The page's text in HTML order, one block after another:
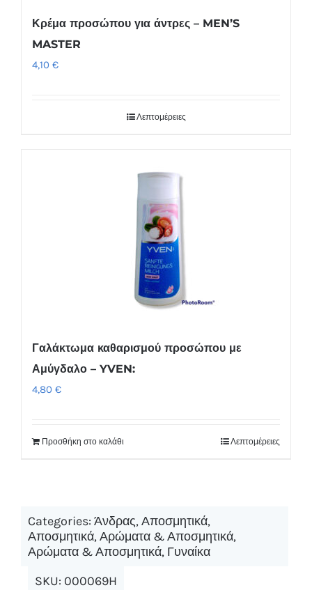
Κρέμα προσώπου για άντρες – MEN’S
MASTER
4,10 €
Λεπτομέρειες
Γαλάκτωμα καθαρισμού προσώπου με
Αμύγδαλο – YVEN:
4,80 €
Προσθήκη στο καλάθι Λεπτομέρειες
Categories: Άνδρας,Αποσμητικά,
Αποσμητικά,Αρώματα & Αποσμητικά,
Αρώματα & Αποσμητικά, Γυναίκα
SKU: 000069H